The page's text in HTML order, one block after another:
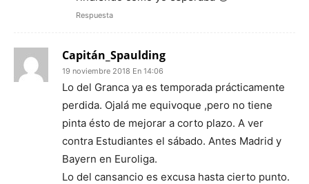
Respuesta
Capitán_Spaulding
19 noviembre 2018 En 14:06
Lo del Granca ya es temporada prácticamente
perdida. Ojalá me equivoque ,pero no tiene
pinta ésto de mejorar a corto plazo. A ver
contra Estudiantes el sábado. Antes Madrid y
Bayern en Euroliga.
Lo del cansancio es excusa hasta cierto punto.